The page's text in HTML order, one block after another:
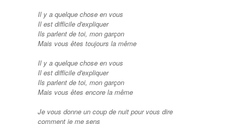
Il y a quelque chose en vous
Il est difficile d'expliquer
Ils parlent de toi, mon garçon
Mais vous êtes toujours la même
Il y a quelque chose en vous
Il est difficile d'expliquer
Ils parlent de toi, mon garçon
Mais vous êtes encore la même
Je vous donne un coup de nuit pour vous dire
comment je me sens